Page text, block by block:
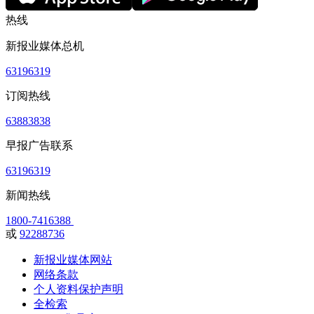
热线
新报业媒体总机
63196319
订阅热线
63883838
早报广告联系
63196319
新闻热线
1800-7416388
或 92288736
新报业媒体网站
网络条款
个人资料保护声明
全检索